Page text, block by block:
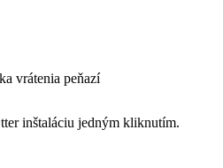
vrátenia peňazí